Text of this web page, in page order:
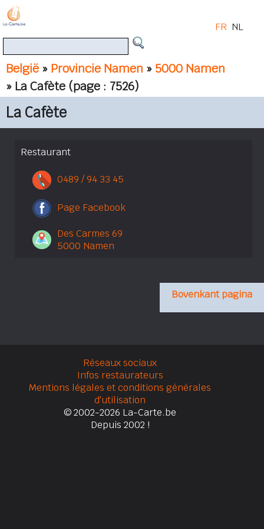
België » Provincie Namen » 5000 Namen
» La Cafète (page : 7526)
FR NL
La Cafète
Restaurant
0489 / 94 33 45
Page Facebook
Des Carmes 69
5000 Namen
Bovenkant pagina
Réseaux sociaux
Infos restaurateurs
Mentions légales et conditions générales
d'utilisation
© 2002-2026 La-Carte.be
Depuis 2002 !